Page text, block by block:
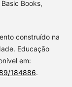
Books,
construído na
Educação
em:
184886.